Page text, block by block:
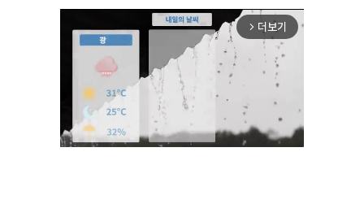
arrow_forward_ios 더보기